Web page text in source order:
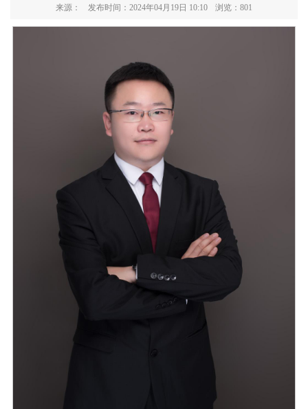
来源： 发布时间：2024年04月19日 10:10 浏览： 801